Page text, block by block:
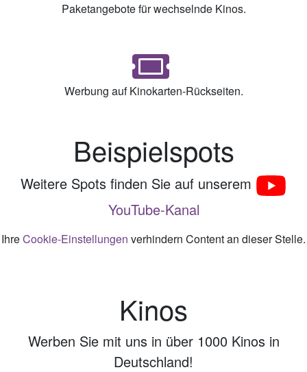
Paketangebote für wechselnde Kinos.
Werbung auf Kinokarten-Rückseiten.
Beispielspots
Weitere Spots finden Sie auf unserem
YouTube-Kanal
IhreCookie-Einstellungen verhindern Content an dieser Stelle.
Kinos
Werben Sie mit uns in über 1000 Kinos in
Deutschland!